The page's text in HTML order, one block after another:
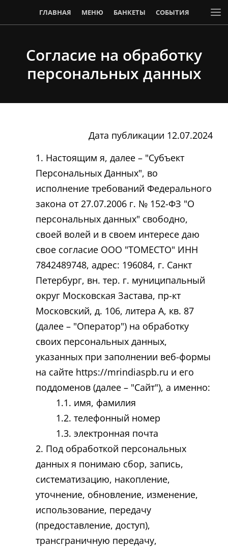
ГЛАВНАЯ МЕНЮ БАНКЕТЫ СОБЫТИЯ
Согласие на обработку
персональных данных
Дата публикации 12.07.2024
Настоящим я, далее – "Субъект
Персональных Данных", во
исполнение требований Федерального
закона от 27.07.2006 г. № 152-ФЗ "О
персональных данных" свободно,
своей волей и в своем интересе даю
свое согласие ООО "ТОМЕСТО" ИНН
7842489748, адрес: 196084, г. Санкт
Петербург, вн. тер. г. муниципальный
округ Московская Застава, пр-кт
Московский, д. 106, литера А, кв. 87
(далее – "Оператор") на обработку
своих персональных данных,
указанных при заполнении веб-формы
на сайте https://mrindiaspb.ru и его
поддоменов (далее – "Сайт"), а именно:
имя, фамилия
телефонный номер
электронная почта
Под обработкой персональных
данных я понимаю сбор, запись,
систематизацию, накопление,
уточнение, обновление, изменение,
использование, передачу
(предоставление, доступ),
трансграничную передачу,